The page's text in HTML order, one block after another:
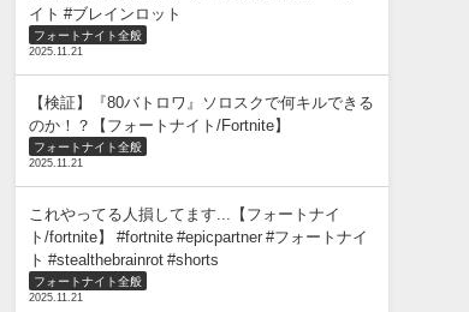
イト #ブレインロット
フォートナイト全般
2025.11.21
【検証】『80バトロワ』ソロスクで何キルできる
のか！？【フォートナイト/Fortnite】
フォートナイト全般
2025.11.21
これやってる人損してます...【フォートナイ
ト/fortnite】 #fortnite #epicpartner #フォートナイ
ト #stealthebrainrot #shorts
フォートナイト全般
2025.11.21